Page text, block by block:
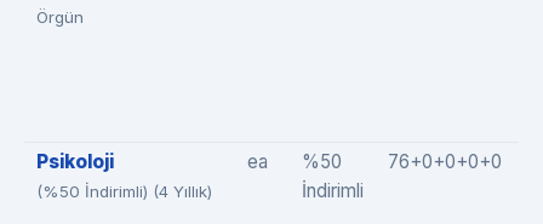
Örgün
Psikoloji
(%50 İndirimli) (4 Yıllık)
ea
%50
İndirimli
76+0+0+0+0